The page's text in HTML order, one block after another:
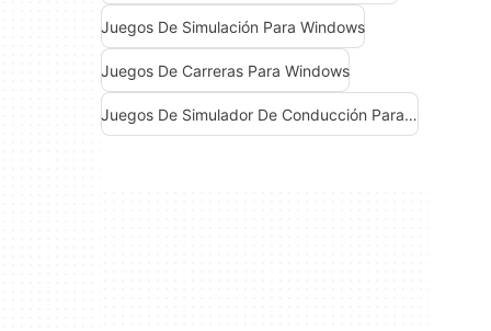
Juegos De Simulación Para Windows
Juegos De Carreras Para Windows
Juegos De Simulador De Conducción Para Windows